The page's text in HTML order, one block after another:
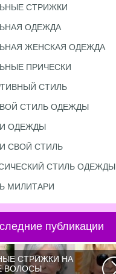
СТРИЖКИ
ОДЕЖДА
ЖЕНСКАЯ ОДЕЖДА
ПРИЧЕСКИ
СТИЛЬ
СТИЛЬ ОДЕЖДЫ
ОДЕЖДЫ
СВОЙ СТИЛЬ
СТИЛЬ ОДЕЖДЫ
МИЛИТАРИ
публикации
СТРИЖКИ НА
ВОЛОСЫ